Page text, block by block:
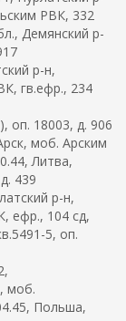
РВК, 332
Демянский р-
р-н,
гв.ефр., 234
оп. 18003, д. 906
моб. Арским
Литва,
439
р-н,
ефр., 104 сд,
5, оп.
моб.
Польша,